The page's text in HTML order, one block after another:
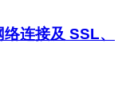
连接及 SSL、